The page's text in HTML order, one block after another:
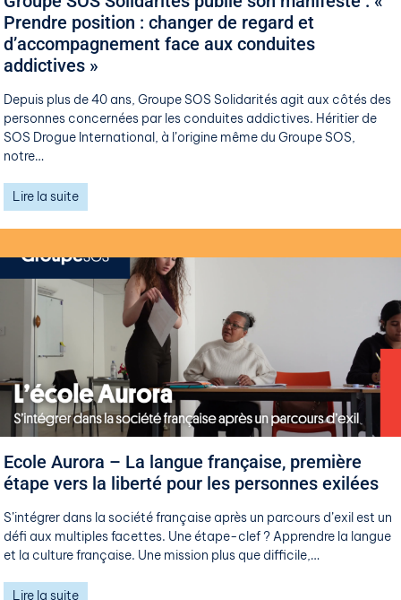
Prendre position : changer de regard et
d’accompagnement face aux conduites
addictives »
Depuis plus de 40 ans, Groupe SOS Solidarités agit aux côtés des
personnes concernées par les conduites addictives. Héritier de
SOS Drogue International, à l’origine même du Groupe SOS,
notre…
Lire la suite
29 mai 2026
​​Ecole Aurora – La langue française, première
étape vers la liberté pour les personnes exilées​
S’intégrer dans la société française après un parcours d’exil est un
défi aux multiples facettes. Une étape-clef ? Apprendre la langue
et la culture française. Une mission plus que difficile,…
Lire la suite